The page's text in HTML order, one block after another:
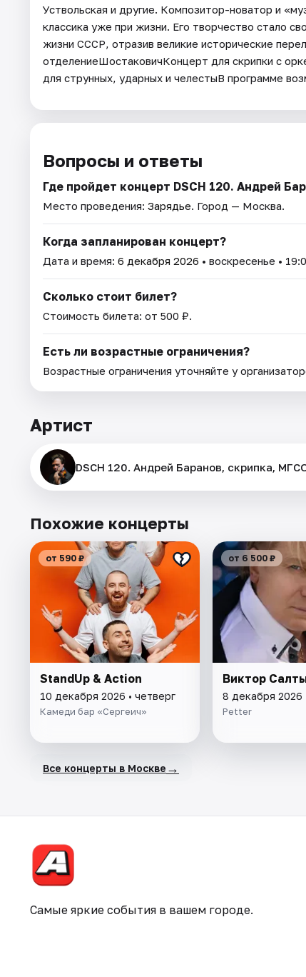
Уствольская и другие. Композитор-новатор и
классика уже при жизни. Его творчество стало
жизни СССР, отразив великие исторические
отделениеШостаковичКонцерт для скрипки с
для струнных, ударных и челестыВ программе
Вопросы и ответы
Где пройдет концерт DSCH 120. Андрей
Место проведения: Зарядье. Город — Москва.
Когда запланирован концерт?
Дата и время: 6 декабря 2026 • воскресенье •
Сколько стоит билет?
Стоимость билета: от 500 ₽.
Есть ли возрастные ограничения?
Возрастные ограничения уточняйте у
Артист
DSCH 120. Андрей Баранов, скрипка,
Похожие концерты
от 590 ₽
StandUp & Action
10 декабря 2026 • четверг
Камеди бар «Сергеич»
от 6 500 ₽
Виктор
8 декабря 2026
Petter
Все концерты в Москве →
Самые яркие события в вашем городе.